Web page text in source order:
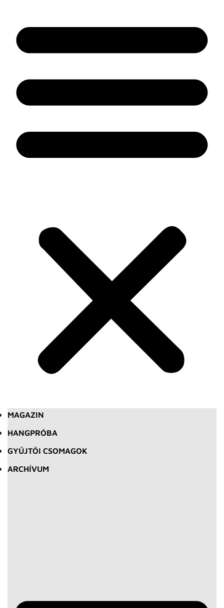
MAGAZIN
HANGPRÓBA
GYŰJTŐI CSOMAGOK
ARCHÍVUM